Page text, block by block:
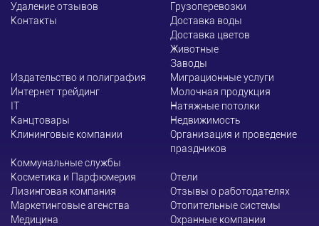
Удаление отзывов
Контакты
Грузоперевозки
Доставка воды
Доставка цветов
Животные
Заводы
Издательство и полиграфия
Интернет трейдинг
ІТ
Канцтовары
Клининговые компании
Коммунальные службы
Косметика и Парфюмерия
Лизинговая компания
Маркетинговые агенства
Медицина
Миграционные услуги
Молочная продукция
Натяжные потолки
Недвижимость
Организация и проведение
праздников
Отели
Отзывы о работодателях
Отопительные системы
Охранные компании